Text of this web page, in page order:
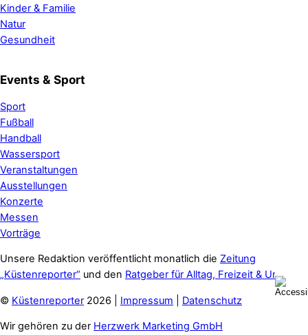
Kinder & Familie
Natur
Gesundheit
Events & Sport
Sport
Fußball
Handball
Wassersport
Veranstaltungen
Ausstellungen
Konzerte
Messen
Vorträge
Unsere Redaktion veröffentlicht monatlich die Zeitung
„Küstenreporter“ und den Ratgeber für Alltag, Freizeit & Urlaub
© Küstenreporter 2026 | Impressum Datenschutz
Wir gehören zu der Herzwerk Marketing GmbH